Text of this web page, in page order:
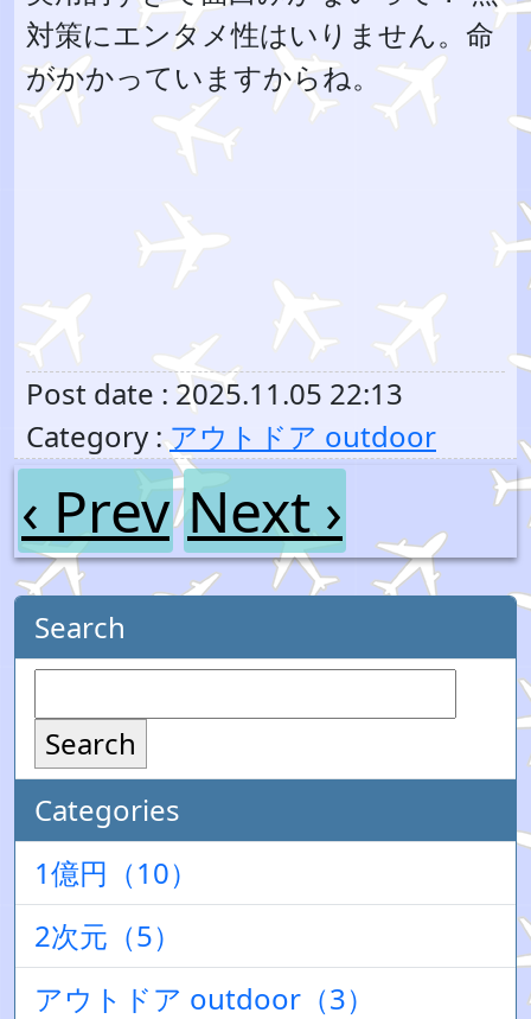
対策にエンタメ性はいりません。命
がかかっていますからね。
Post date : 2025.11.05 22:13
Category : アウトドア outdoor
‹ Prev Next ›
Search
Search
Categories
1億円（10）
2次元（5）
アウトドア outdoor（3）